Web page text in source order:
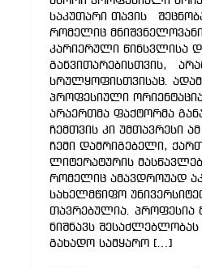
საკუთარი თავის
რომელიც
კარიერული წინსვლისა
განვითარებისთვის,
სრულყოფისთვისაც.
პროფესიული
არაერთმა ფაქტორმა
ჩემთვის კი უმთავრესი
ჩემი დამრიგებელი,
ლიტერატურის
რომელიც ამავდროუად
სახელმწიფო
თავრებულია. პროფესია
ნიშნავს
გახადო სამყარო […]